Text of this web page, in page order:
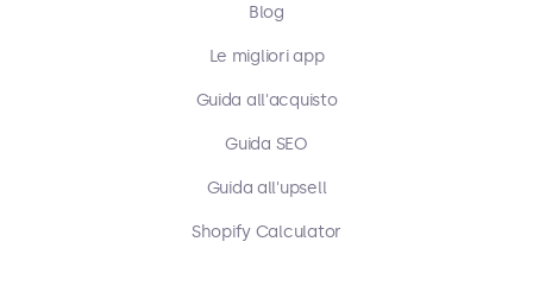
Blog
Le migliori app
Guida all'acquisto
Guida SEO
Guida all'upsell
Shopify Calculator